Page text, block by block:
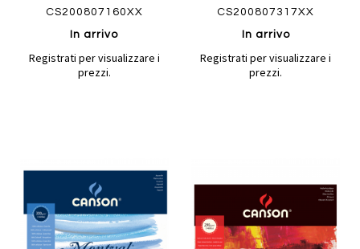
CS200807160XX
In arrivo
Registrati per visualizzare i
prezzi.
CS200807317XX
In arrivo
Registrati per visualizzare i
prezzi.
preferiti
al
confronto